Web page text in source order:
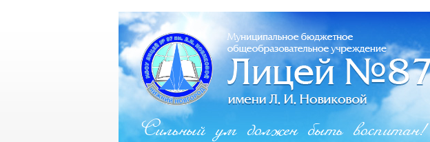
Сильный ум должен быть воспитан!